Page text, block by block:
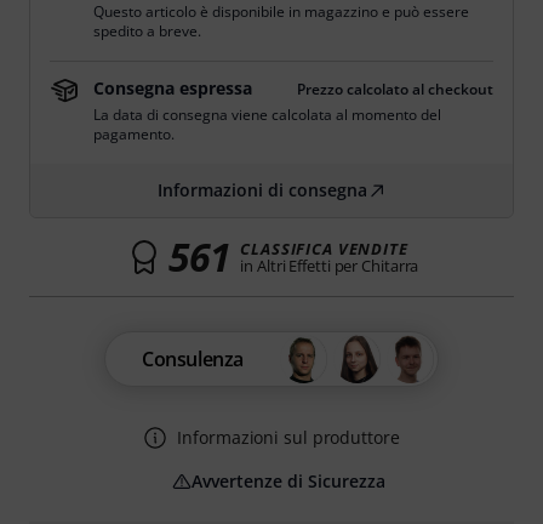
Questo articolo è disponibile in magazzino e può essere
spedito a breve.
Consegna espressa
Prezzo calcolato al checkout
La data di consegna viene calcolata al momento del
pagamento.
Informazioni di consegna
561 CLASSIFICA VENDITE
in Altri Effetti per Chitarra
Consulenza
Informazioni sul produttore
Avvertenze di Sicurezza